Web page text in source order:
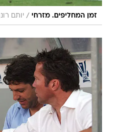
זמן המחליפים. מזרחי / יותם רונן